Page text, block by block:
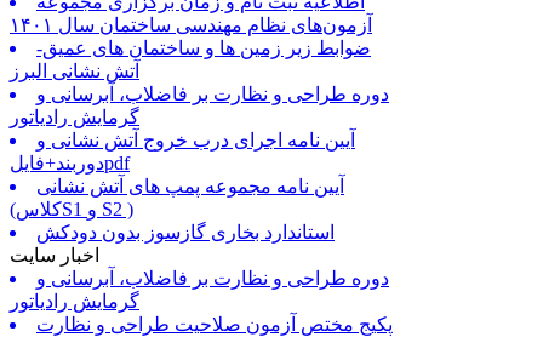
آزمون‌های نظام مهندسی ساختمان سال ۱۴۰۱
ضوابط زیر زمین ها و ساختمان های عمیق-
آتش نشانی البرز
دوره طراحی و نظارت بر فاضلاب، آبرسانی و
گرمایش رادیاتور
آیین نامه اجرای درب خروج آتش نشانی و
دوربند+فایلpdf
آیین نامه مجموعه پمپ های آتش نشانی
(کلاسS1 و S2 )
استاندارد بخاری گازسوز بدون دودکش
اخبار سایت
دوره طراحی و نظارت بر فاضلاب، آبرسانی و
گرمایش رادیاتور
پکیج مختص آزمون صلاحیت طراحی و نظارت